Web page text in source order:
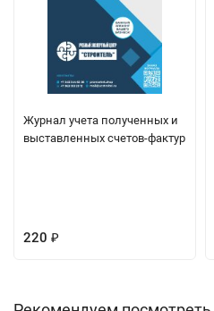
Журнал учета полученных и
выставленных счетов-фактур
220 ₽